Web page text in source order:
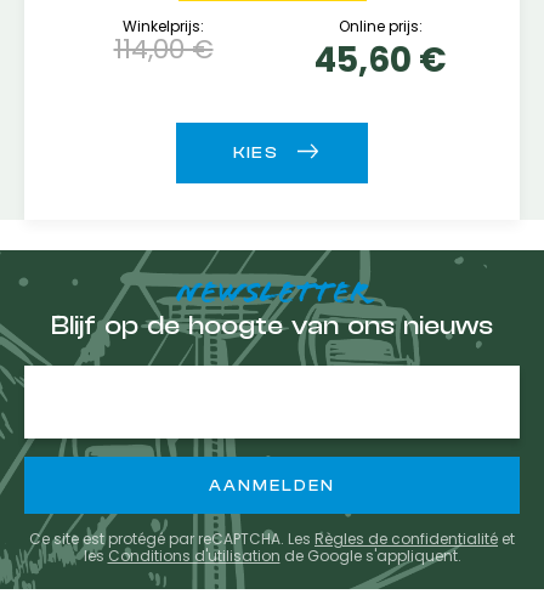
Winkelprijs:
114,00 €
Online prijs:
45,60 €
NEWSLETTER
Blijf op de hoogte van ons nieuws
Ce site est protégé par reCAPTCHA. Les Règles de confidentialité et
les Conditions d'utilisation de Google s'appliquent.